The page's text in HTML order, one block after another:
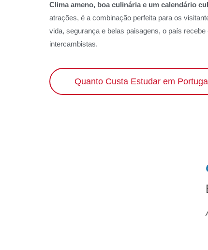
Clima ameno, boa culinária e um calendário
atrações, é a combinação perfeita para os
vida, segurança e belas paisagens, o país
intercambistas.
Quanto Custa Estudar em